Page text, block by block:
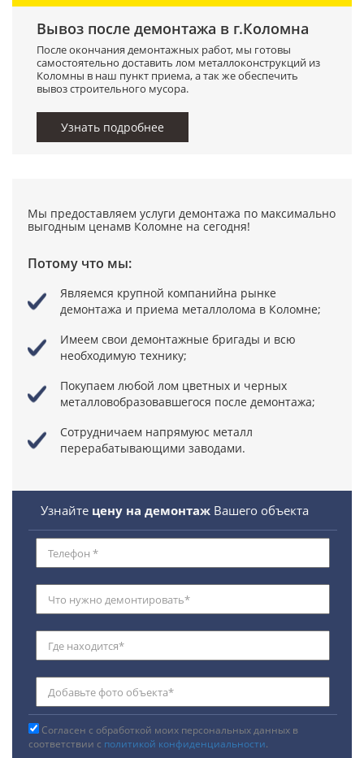
Вывоз после демонтажа в г.Коломна
После окончания демонтажных работ, мы готовы
самостоятельно доставить лом металлоконструкций из
Коломны в наш пункт приема, а так же обеспечить
вывоз строительного мусора.
Узнать подробнее
Мы предоставляем услуги демонтажа по максимально
выгодным ценамв Коломне на сегодня!
Потому что мы:
Являемся крупной компанийна рынке
демонтажа и приема металлолома в Коломне;
Имеем свои демонтажные бригады и всю
необходимую технику;
Покупаем любой лом цветных и черных
металловобразовавшегося после демонтажа;
Сотрудничаем напрямуюс металл
перерабатывающими заводами.
Узнайте цену на демонтаж Вашего объекта
Согласен с обработкой моих персональных данных в
соответствии с политикой конфиденциальности.